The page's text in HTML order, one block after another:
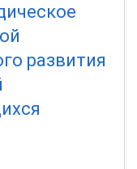
развития